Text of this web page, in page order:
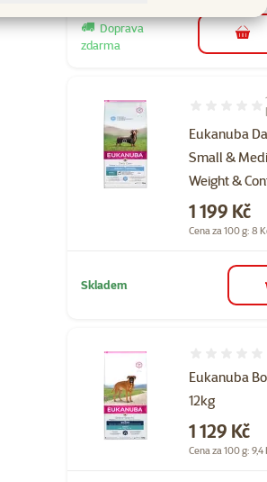
Doprava
zdarma
do
Eukanuba
Small &
Weight &
Hodnocení
Cena
1 199 Kč
Cena za 100 g: 8
Skladem
Eukanuba
12kg
Cena
1 129 Kč
Cena za 100 g: 9,4